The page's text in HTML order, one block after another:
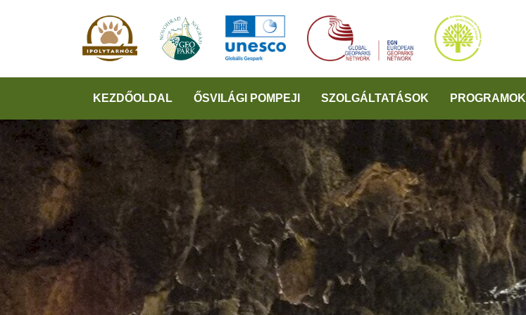
KEZDŐOLDAL ŐSVILÁGI POMPEJI SZOLGÁLTATÁSOK PROGRAMOK